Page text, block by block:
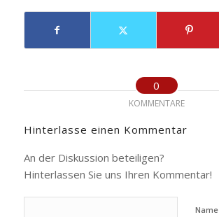
0
KOMMENTARE
Hinterlasse einen Kommentar
An der Diskussion beteiligen?
Hinterlassen Sie uns Ihren Kommentar!
Name